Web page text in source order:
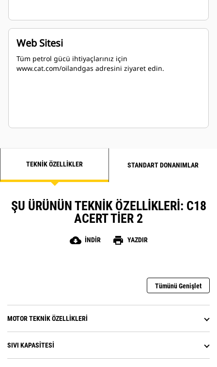
Web Sitesi
Tüm petrol gücü ihtiyaçlarınız için
www.cat.com/oilandgas adresini ziyaret edin.
TEKNIK ÖZELLIKLER STANDART DONANIMLAR
ŞU ÜRÜNÜN TEKNIK ÖZELLIKLERI: C18
ACERT TIER 2
cloud_download İNDIR print YAZDIR
Tümünü Genişlet
MOTOR TEKNIK ÖZELLIKLERI
SIVI KAPASITESI